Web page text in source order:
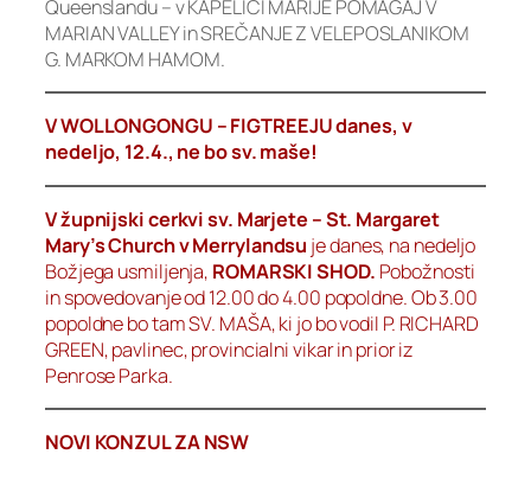
Queenslandu – v KAPELICI MARIJE POMAGAJ V
MARIAN VALLEY in SREČANJE Z VELEPOSLANIKOM
G. MARKOM HAMOM.
V WOLLONGONGU – FIGTREEJU danes, v
nedeljo, 12.4., ne bo sv. maše!
V župnijski cerkvi sv. Marjete – St. Margaret
Mary’s Church v Merrylandsu je danes, na nedeljo
Božjega usmiljenja, ROMARSKI SHOD. Pobožnosti
in spovedovanje od 12.00 do 4.00 popoldne. Ob 3.00
popoldne bo tam SV. MAŠA, ki jo bo vodil P. RICHARD
GREEN, pavlinec, provincialni vikar in prior iz
Penrose Parka.
NOVI KONZUL ZA NSW